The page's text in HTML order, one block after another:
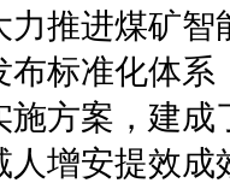
力推进煤矿
布标准化体
施方案，建
人增安提效